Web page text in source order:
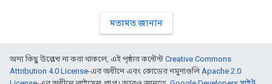
মতামত জানান
অন্য কিছু উল্লেখ না করা থাকলে, এই পৃষ্ঠার কন্টেন্ট Creative Commons
Attribution 4.0 License-এর অধীনে এবং কোডের নমুনাগুলি Apache 2.0